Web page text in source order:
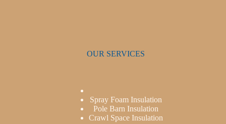
OUR SERVICES
Spray Foam Insulation
Pole Barn Insulation
Crawl Space Insulation